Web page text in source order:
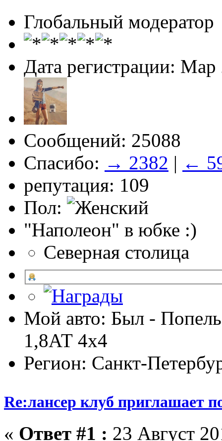
Глобальный модератор
Дата регистрации: Мар
Сообщений: 25088
Спасибо: → 2382 | ←
репутация: 109
Пол:
"Наполеон" в юбке :)
Северная столица
Мой авто: Был -
1,8АТ 4х4
Регион: Санкт-
Re:лансер клуб приглашает
« Ответ #1 : 23 Август